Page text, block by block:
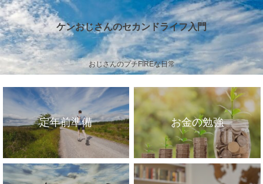
ケンおじさんのセカンドライフ入門
おじさんのプチFIREな日常
定年前準備 お金の勉強